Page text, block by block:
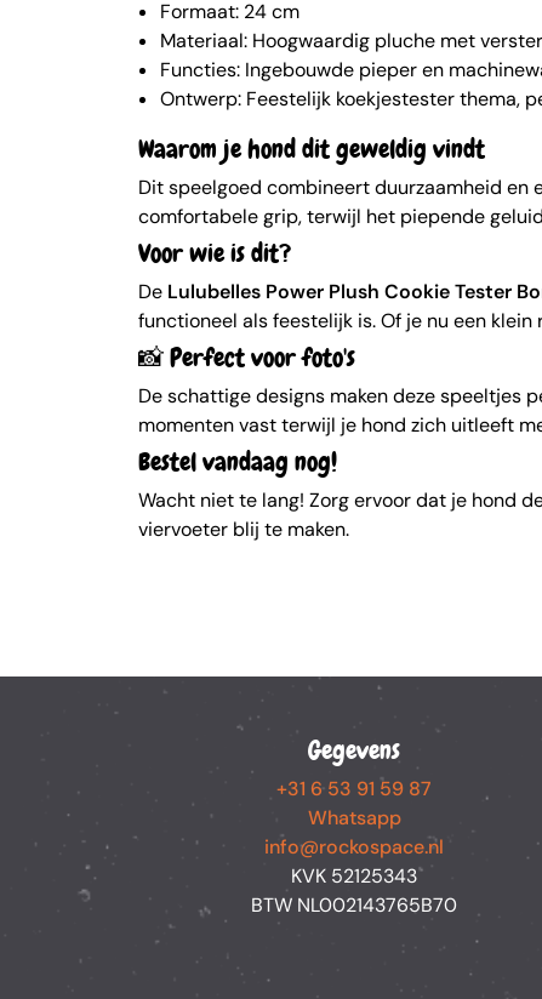
Formaat: 24 cm
Materiaal: Hoogwaardig pluche met
Functies: Ingebouwde pieper en
Ontwerp: Feestelijk koekjestester thema,
Waarom je hond dit geweldig vindt
Dit speelgoed combineert duurzaamheid en
comfortabele grip, terwijl het piepende
Voor wie is dit?
De Lulubelles Power Plush Cookie Tester
functioneel als feestelijk is. Of je nu een
📸 Perfect voor foto's
De schattige designs maken deze speeltjes
momenten vast terwijl je hond zich uitleeft
Bestel vandaag nog!
Wacht niet te lang! Zorg ervoor dat je hond
viervoeter blij te maken.
Gegevens
+31 6 53 91 59 87
Whatsapp
info@rockospace.nl
KVK 52125343
BTW NL002143765B70